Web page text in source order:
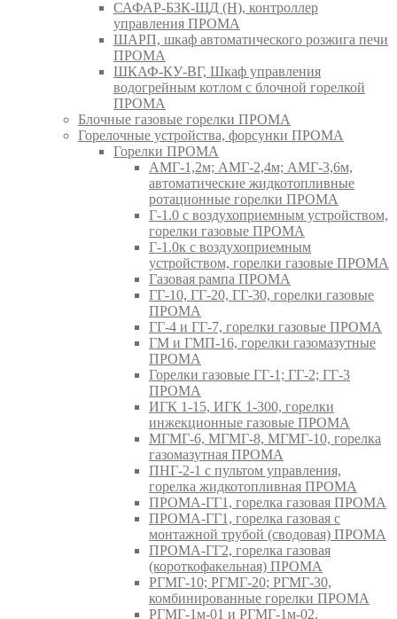
САФАР-БЗК-ЩД (Н), контроллер
управления ПРОМА
ШАРП, шкаф автоматического розжига печи
ПРОМА
ШКАФ-КУ-ВГ, Шкаф управления
водогрейным котлом с блочной горелкой
ПРОМА
Блочные газовые горелки ПРОМА
Горелочные устройства, форсунки ПРОМА
Горелки ПРОМА
АМГ-1,2м; АМГ-2,4м; АМГ-3,6м,
автоматические жидкотопливные
ротационные горелки ПРОМА
Г-1.0 с воздухоприемным устройством,
горелки газовые ПРОМА
Г-1.0к с воздухоприемным
устройством, горелки газовые ПРОМА
Газовая рампа ПРОМА
ГГ-10, ГГ-20, ГГ-30, горелки газовые
ПРОМА
ГГ-4 и ГГ-7, горелки газовые ПРОМА
ГМ и ГМП-16, горелки газомазутные
ПРОМА
Горелки газовые ГГ-1; ГГ-2; ГГ-3
ПРОМА
ИГК 1-15, ИГК 1-300, горелки
инжекционные газовые ПРОМА
МГМГ-6, МГМГ-8, МГМГ-10, горелка
газомазутная ПРОМА
ПНГ-2-1 с пультом управления,
горелка жидкотопливная ПРОМА
ПРОМА-ГГ1, горелка газовая ПРОМА
ПРОМА-ГГ1, горелка газовая с
монтажной трубой (сводовая) ПРОМА
ПРОМА-ГГ2, горелка газовая
(короткофакельная) ПРОМА
РГМГ-10; РГМГ-20; РГМГ-30,
комбинированные горелки ПРОМА
РГМГ-1м-01 и РГМГ-1м-02,